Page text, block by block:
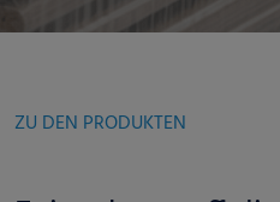
ZU DEN PRODUKTEN